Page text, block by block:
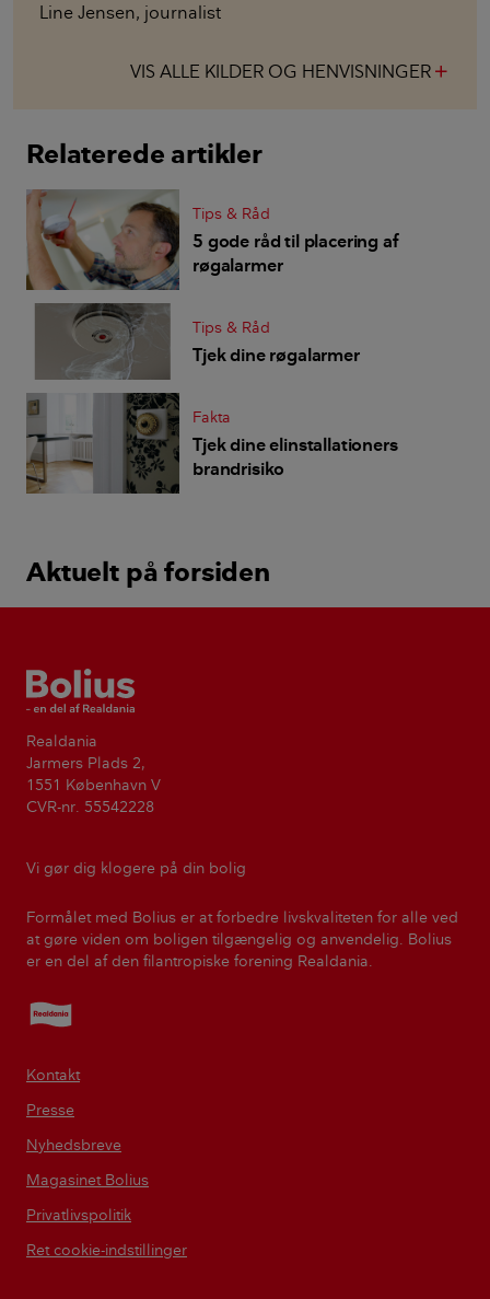
Line Jensen, journalist
VIS ALLE KILDER OG HENVISNINGER
Relaterede artikler
Tips & Råd
5 gode råd til placering af
røgalarmer
Tips & Råd
Tjek dine røgalarmer
Fakta
Tjek dine elinstallationers
brandrisiko
Aktuelt på forsiden
Bolius
Realdania
Jarmers Plads 2,
1551 København V
CVR-nr. 55542228
Vi gør dig klogere på din bolig
Formålet med Bolius er at forbedre livskvaliteten for alle ved
at gøre viden om boligen tilgængelig og anvendelig. Bolius
er en del af den filantropiske forening Realdania.
Realdania
Kontakt
Presse
Nyhedsbreve
Magasinet Bolius
Privatlivspolitik
Ret cookie-indstillinger